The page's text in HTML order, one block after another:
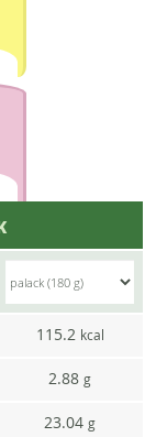
115.2 kcal
2.88 g
23.04 g